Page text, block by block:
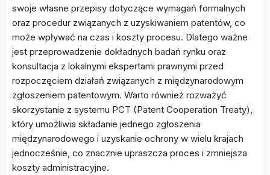
swoje własne przepisy dotyczące wymagań formalnych
oraz procedur związanych z uzyskiwaniem patentów, co
może wpływać na czas i koszty procesu. Dlatego ważne
jest przeprowadzenie dokładnych badań rynku oraz
konsultacja z lokalnymi ekspertami prawnymi przed
rozpoczęciem działań związanych z międzynarodowym
zgłoszeniem patentowym. Warto również rozważyć
skorzystanie z systemu PCT (Patent Cooperation Treaty),
który umożliwia składanie jednego zgłoszenia
międzynarodowego i uzyskanie ochrony w wielu krajach
jednocześnie, co znacznie upraszcza proces i zmniejsza
koszty administracyjne.